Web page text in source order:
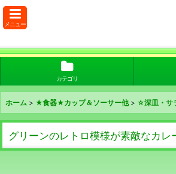
メニュー
カテゴリ
ホーム > ★食器★カップ＆ソーサー他 > ☆深皿・サ
グリーンのレトロ模様が素敵な